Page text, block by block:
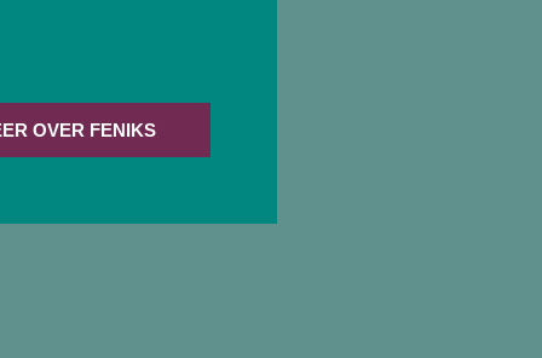
OVER FENIKS